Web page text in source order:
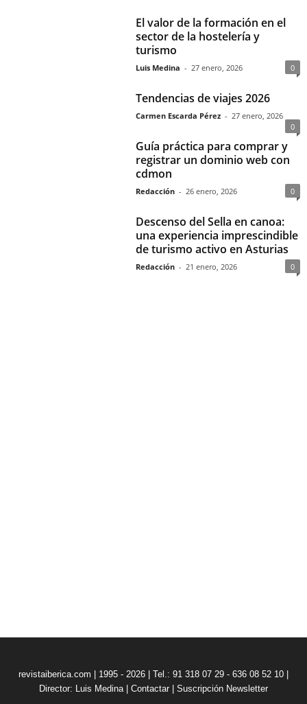
El valor de la formación en el
sector de la hostelería y
turismo
Luis Medina - 27 enero, 2026 0
Tendencias de viajes 2026
Carmen Escarda Pérez - 27 enero, 2026
0
Guía práctica para comprar y
registrar un dominio web con
cdmon
Redacción - 26 enero, 2026 0
Descenso del Sella en canoa:
una experiencia imprescindible
de turismo activo en Asturias
Redacción - 21 enero, 2026 0
revistaiberica.com | 1995 - 2026 | Tel.: 91 318 07 29 - 636 08 52 10 |
Director: Luis Medina
Contactar Suscripción Newsletter